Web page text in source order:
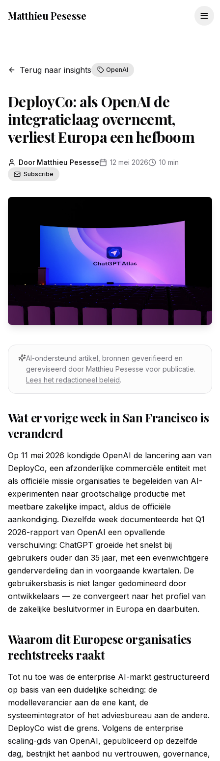
Matthieu Pesesse
Terug naar insights OpenAI
DeployCo: als OpenAI de
integratielaag overneemt,
verliest Europa een hefboom
Door Matthieu Pesesse 12 mei 2026 10 min
Subscribe
AI-ondersteund artikel, bronnen geverifieerd en
gereviseerd door Matthieu Pesesse voor publicatie.
Lees het redactioneel beleid.
Wat er vorige week in San Francisco is
veranderd
Op 11 mei 2026 kondigde OpenAI de lancering aan van
DeployCo, een afzonderlijke commerciële entiteit met
als officiële missie organisaties te begeleiden van AI-
experimenten naar grootschalige productie met
meetbare zakelijke impact, aldus de officiële
aankondiging. Diezelfde week documenteerde het Q1
2026-rapport van OpenAI een opvallende
verschuiving: ChatGPT groeide het snelst bij
gebruikers ouder dan 35 jaar, met een evenwichtigere
genderverdeling dan in voorgaande kwartalen. De
gebruikersbasis is niet langer gedomineerd door
ontwikkelaars — ze convergeert naar het profiel van
de zakelijke besluitvormer in Europa en daarbuiten.
Waarom dit Europese organisaties
rechtstreeks raakt
Tot nu toe was de enterprise AI-markt gestructureerd
op basis van een duidelijke scheiding: de
modelleverancier aan de ene kant, de
systeemintegrator of het adviesbureau aan de andere.
DeployCo wist die grens. Volgens de enterprise
scaling-gids van OpenAI, gepubliceerd op dezelfde
dag, bestrijkt het aanbod nu vertrouwen, governance,